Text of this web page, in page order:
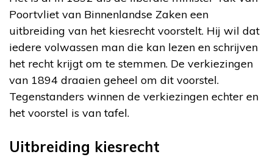
Poortvliet van Binnenlandse Zaken een
uitbreiding van het kiesrecht voorstelt. Hij wil dat
iedere volwassen man die kan lezen en schrijven
het recht krijgt om te stemmen. De verkiezingen
van 1894 draaien geheel om dit voorstel.
Tegenstanders winnen de verkiezingen echter en
het voorstel is van tafel.
Uitbreiding kiesrecht